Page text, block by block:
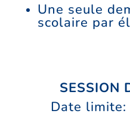
Une seule
scolaire par
SESSION
Date limite: